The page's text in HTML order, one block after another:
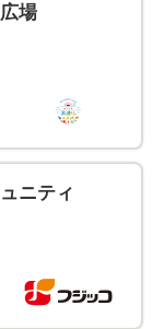
場
ニティ